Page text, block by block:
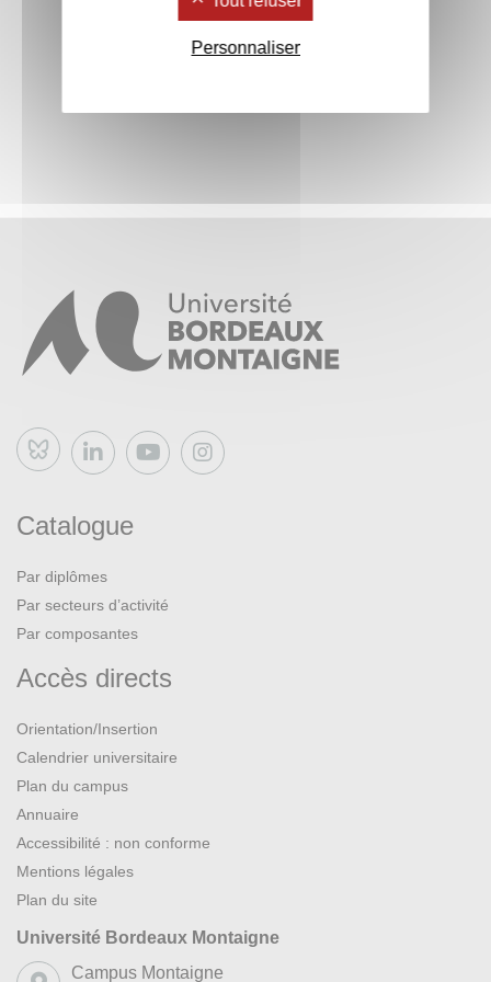
Bluesky
Catalogue
Par diplômes
Par secteurs d’activité
Par composantes
Accès directs
Orientation/Insertion
Calendrier universitaire
Plan du campus
Annuaire
Accessibilité : non conforme
Mentions légales
Plan du site
Université Bordeaux Montaigne
Campus Montaigne
Personnaliser